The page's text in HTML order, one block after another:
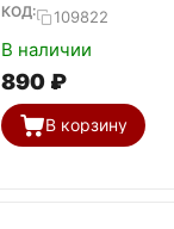
КОД: 109822
В наличии
‍890‍ ₽
В корзину